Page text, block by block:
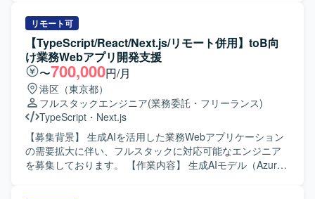
る方が望ましいです。 【ポジションの魅力】 100ヵ国以上
で利用される大規模なECサービスと、そのバックオフィス
システムの開発に携わることで、グローバルなユーザーを
意識した機能改善やパフォーマンスチューニングの経験を
積むことができます。 バックエンドからフロントエンドま
で幅広い領域に関わりつつ、仕様策定や進捗管理など上流
寄りの業務にもチャレンジしていただけます。 【開発環
境】 PHP、Laravel、FuelPHP、JavaScript、TypeScript、
React.js、Vue.js、jQuery、MySQL、Redis、AWS、
Backlog、Slack を用いた環境です。
グ、テストまで一連の工程をご担当いただきます。 【求め
る人物像】 自ら課題を把握し、主体的に開発を進められる
方を求めております。また、既存システムの解析や改修に
粘り強く取り組み、周囲とコミュニケーションを取りなが
ら柔軟に対応いただける方が望ましいです。 【ポジション
の魅力】 詳細設計からテストまで一連の工程に携わること
ができるため、WEBシステム開発の実務経験を幅広く積む
ことができます。既存システムの解析を通じて、既存コー
ドの読解力や改善提案力を高めることができる環境です。
【開発環境】 PHPおよびJavaScriptを用いたWEBシステム
開発環境上での作業となります。Linux環境上で開発を行っ
リモート可
【TypeScript/React/Next.js/リモート併用】toB向
け業務Webアプリ開発支援
〜700,000円/月
港区（東京都）
フルスタックエンジニア(業務委託・フリーランス)
TypeScript ・ Next.js
【募集背景】 生成AIを活用した業務Webアプリケーション
の需要拡大に伴い、フルスタックに対応可能なエンジニア
を募集しております。 【作業内容】 生成AIモデル（Azure